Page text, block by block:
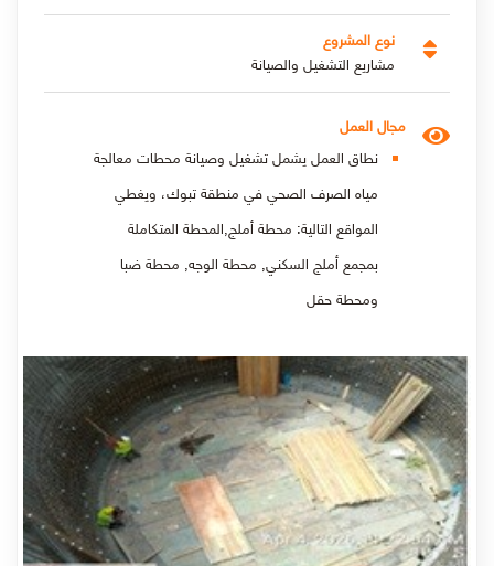
نوع المشروع
مشاريع التشغيل والصيانة
مجال العمل
نطاق العمل يشمل تشغيل وصيانة محطات معالجة
مياه الصرف الصحي في منطقة تبوك، ويغطي
المواقع التالية: محطة أملج,المحطة المتكاملة
بمجمع أملج السكني, محطة الوجه, محطة ضبا
ومحطة حقل